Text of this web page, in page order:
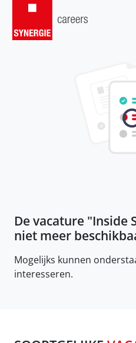
De vacature "Inside
niet meer
Mogelijks kunnen
interesseren.